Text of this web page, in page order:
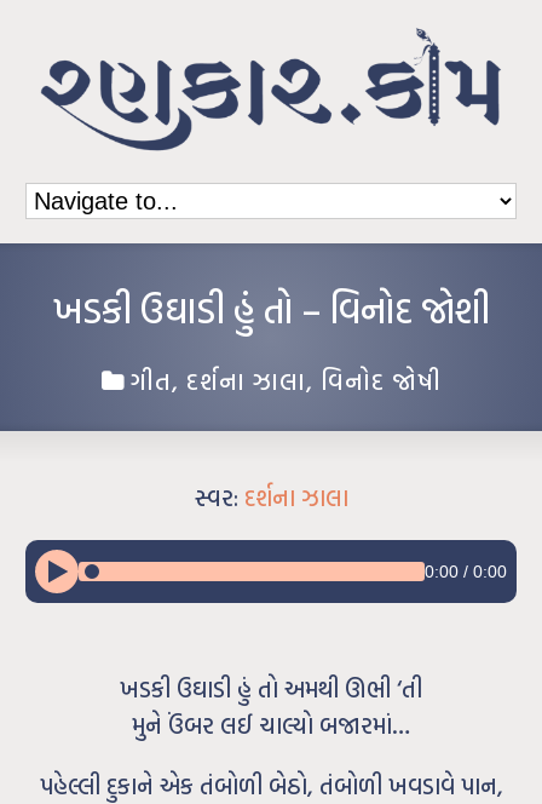
ખડકી ઉઘાડી હું તો – વિનોદ જોશી
ગીત, દર્શના ઝાલા, વિનોદ જોષી
સ્વર: દર્શના ઝાલા
0:00/ 0:00
ખડકી ઉઘાડી હું તો અમથી ઊભી ‘તી
મુને ઉંબર લઈ ચાલ્યો બજારમાં…
પહેલ્લી દુકાને એક તંબોળી બેઠો, તંબોળી ખવડાવે પાન,